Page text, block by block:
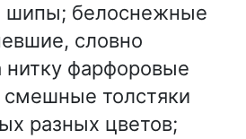
шипы; белоснежные
словно
нитку фарфоровые
смешные толстяки
разных цветов;